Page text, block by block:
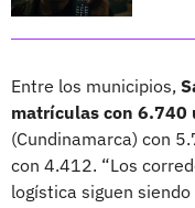
Entre los municipios,
matrículas con 6.740
(Cundinamarca) con
con 4.412. “Los
logística siguen